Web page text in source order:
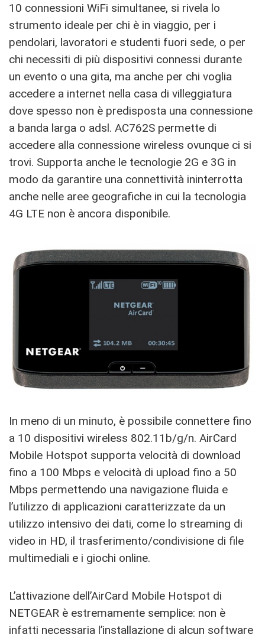
10 connessioni WiFi simultanee, si rivela lo
strumento ideale per chi è in viaggio, per i
pendolari, lavoratori e studenti fuori sede, o per
chi necessiti di più dispositivi connessi durante
un evento o una gita, ma anche per chi voglia
accedere a internet nella casa di villeggiatura
dove spesso non è predisposta una connessione
a banda larga o adsl. AC762S permette di
accedere alla connessione wireless ovunque ci si
trovi. Supporta anche le tecnologie 2G e 3G in
modo da garantire una connettività ininterrotta
anche nelle aree geografiche in cui la tecnologia
4G LTE non è ancora disponibile.
In meno di un minuto, è possibile connettere fino
a 10 dispositivi wireless 802.11b/g/n. AirCard
Mobile Hotspot supporta velocità di download
fino a 100 Mbps e velocità di upload fino a 50
Mbps permettendo una navigazione fluida e
l’utilizzo di applicazioni caratterizzate da un
utilizzo intensivo dei dati, come lo streaming di
video in HD, il trasferimento/condivisione di file
multimediali e i giochi online.
L’attivazione dell’AirCard Mobile Hotspot di
NETGEAR è estremamente semplice: non è
infatti necessaria l’installazione di alcun software